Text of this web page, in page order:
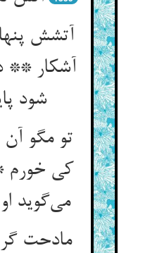
آتشش
آشکار **
شود
تو مگو
کی خورم
مادحت